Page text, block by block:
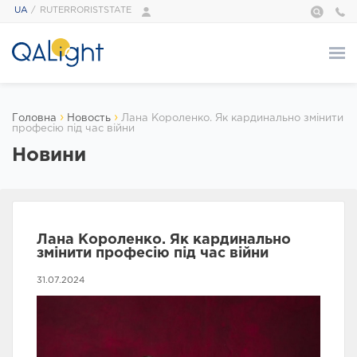
UA RUTERRORISTSTATE
Головна › Новость › Лана Короленко. Як кардинально змінити
професію під час війни
Новини
Лана Короленко. Як кардинально
змінити професію під час війни
31.07.2024
ПРО НАС
QALight — це…
Відгуки
Foundation
Сертифікати